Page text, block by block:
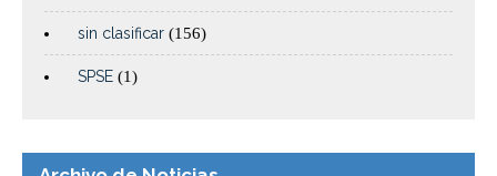
sin clasificar (156)
SPSE (1)